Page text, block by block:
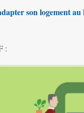
son logement
: